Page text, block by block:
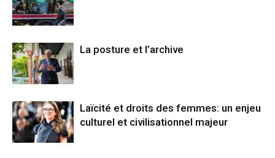
La posture et l’archive
Laïcité et droits des femmes: un enjeu
culturel et civilisationnel majeur